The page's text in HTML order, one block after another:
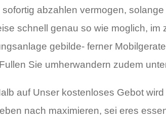
abzahlen vermogen,
schnell genau so wie moglich,
gebilde- ferner
Fullen Sie umherwandern zudem
auf Unser kostenloses Gebot
nach maximieren, sei eres